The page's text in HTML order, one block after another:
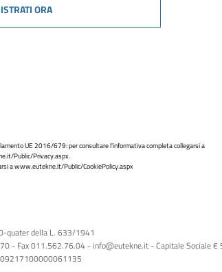
ORA
UE 2016/679: per consultare l'informativa completa collegarsi a
Public/Privacy.aspx.
awww.eutekne.it/Public/CookiePolicy.aspx
quater della L. 633/1941
- Fax 011.562.76.04 - info@eutekne.it - Capitale Sociale